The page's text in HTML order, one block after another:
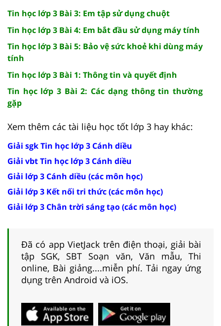
Tin học lớp 3 Bài 3: Em tập sử dụng chuột
Tin học lớp 3 Bài 4: Em bắt đầu sử dụng máy tính
Tin học lớp 3 Bài 5: Bảo vệ sức khoẻ khi dùng máy
tính
Tin học lớp 3 Bài 1: Thông tin và quyết định
Tin học lớp 3 Bài 2: Các dạng thông tin thường
gặp
Xem thêm các tài liệu học tốt lớp 3 hay khác:
Giải sgk Tin học lớp 3 Cánh diều
Giải vbt Tin học lớp 3 Cánh diều
Giải lớp 3 Cánh diều (các môn học)
Giải lớp 3 Kết nối tri thức (các môn học)
Giải lớp 3 Chân trời sáng tạo (các môn học)
Đã có app VietJack trên điện thoại, giải bài
tập SGK, SBT Soạn văn, Văn mẫu, Thi
online, Bài giảng....miễn phí. Tải ngay ứng
dụng trên Android và iOS.